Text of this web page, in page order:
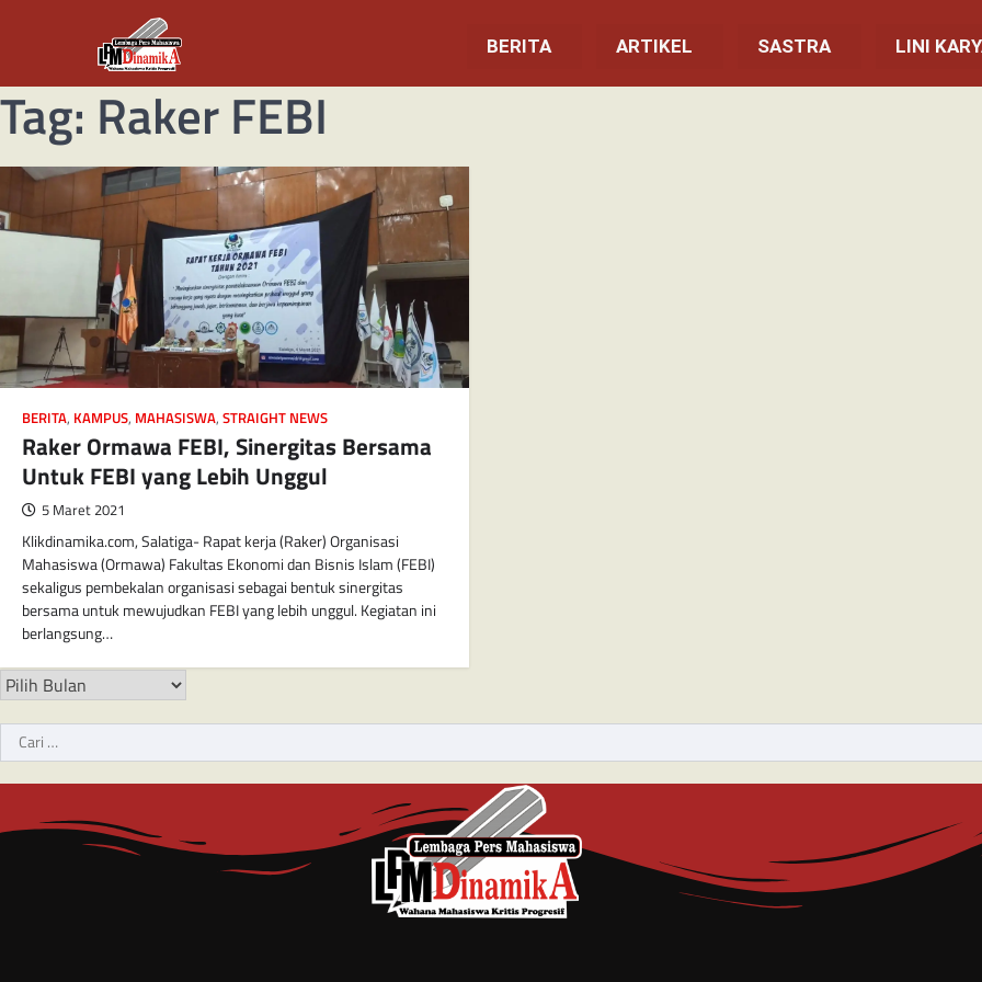
BERITA ARTIKEL SASTRA LINI
Tag: Raker FEBI
BERITA, KAMPUS, MAHASISWA, STRAIGHT NEWS
Raker Ormawa FEBI, Sinergitas Bersama
Untuk FEBI yang Lebih Unggul
5 Maret 2021
Klikdinamika.com, Salatiga- Rapat kerja (Raker) Organisasi
Mahasiswa (Ormawa) Fakultas Ekonomi dan Bisnis Islam (FEBI)
sekaligus pembekalan organisasi sebagai bentuk sinergitas
bersama untuk mewujudkan FEBI yang lebih unggul. Kegiatan ini
berlangsung…